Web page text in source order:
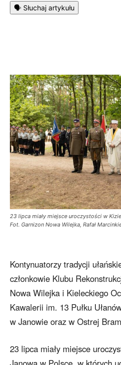
🗣️ Słuchaj artykułu
23 lipca miały miejsce uroczystości w
Fot. Garnizon Nowa Wilejka, Rafał
Kontynuatorzy tradycji
członkowie Klubu
Nowa Wilejka i Kieleckiego
Kawalerii im. 13 Pułku
w Janowie oraz w Ostrej
23 lipca miały miejsce